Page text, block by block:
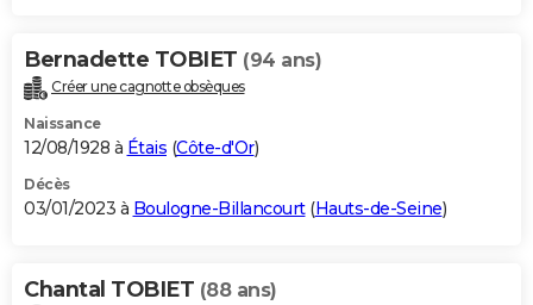
Bernadette TOBIET (94 ans)
Créer une cagnotte obsèques
Naissance
12/08/1928 à Étais (Côte-d'Or)
Décès
03/01/2023 à Boulogne-Billancourt(Hauts-de-Seine)
Chantal TOBIET (88 ans)